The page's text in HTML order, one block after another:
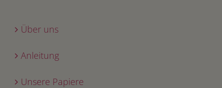
Über uns
Anleitung
Unsere Papiere